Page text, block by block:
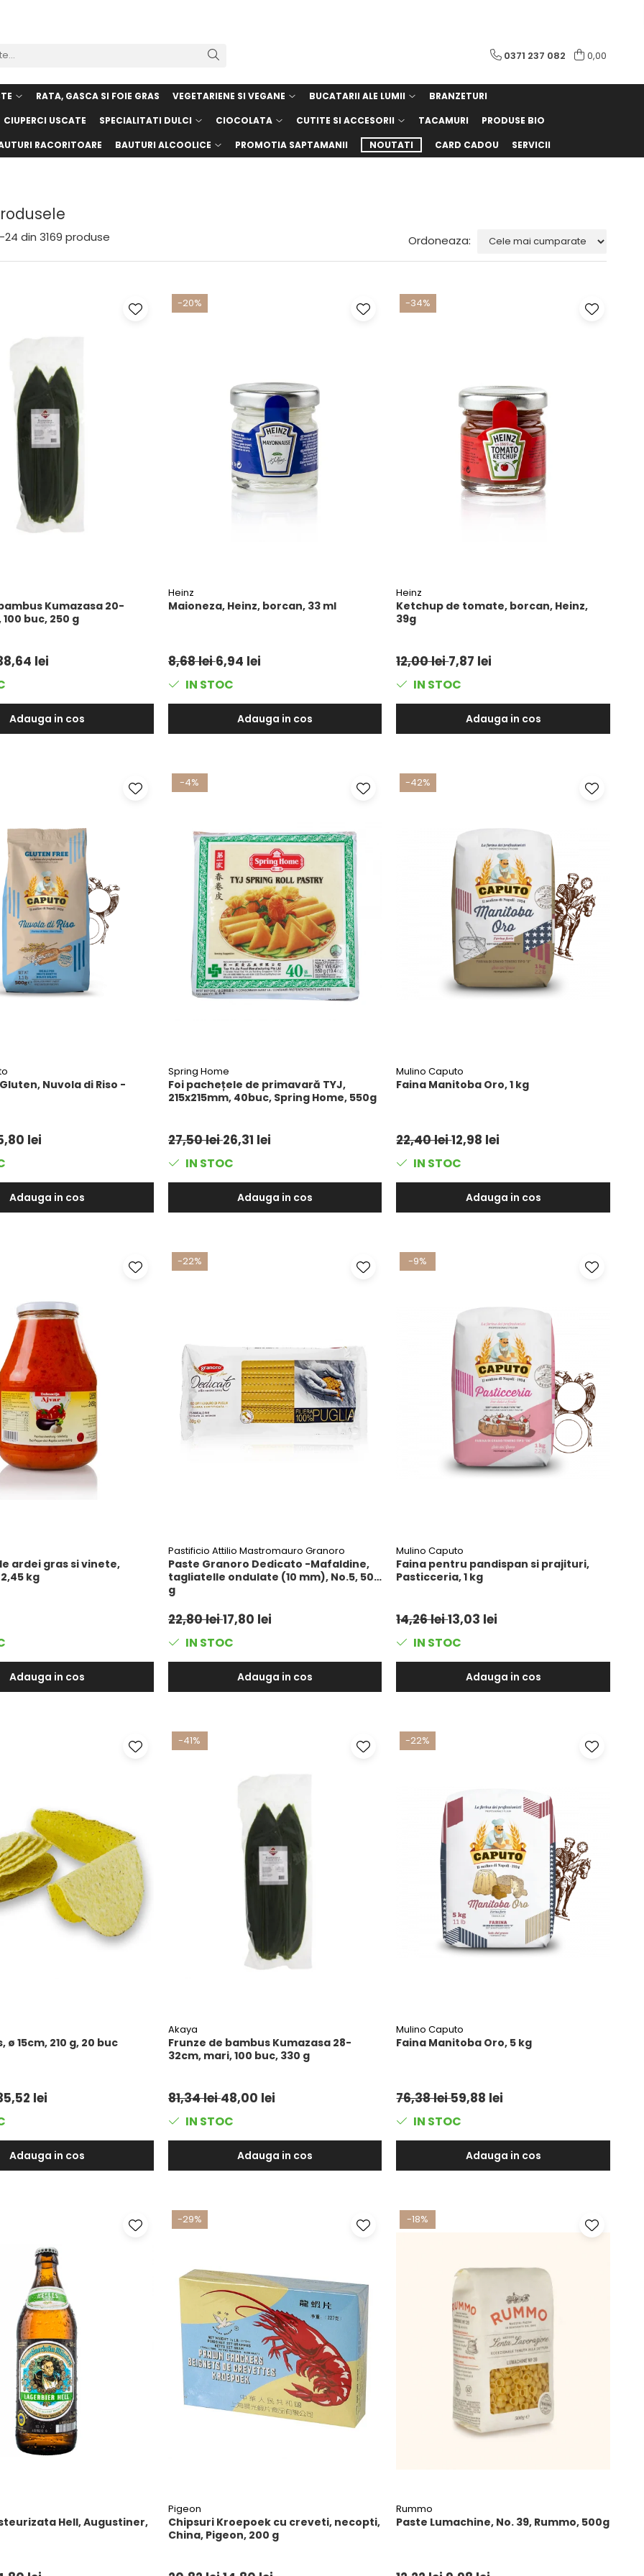
0371 237 082 0,00
RATA, GASCA SI FOIE GRAS VEGETARIENE SI VEGANE BUCATARII ALE LUMII
BRANZETURI
CIUPERCI USCATE SPECIALITATI DULCI CIOCOLATA CUTITE SI ACCESORII TACAMURI
PRODUSE BIO
RACORITOARE BAUTURI ALCOOLICE PROMOTIA SAPTAMANII NOUTATI CARD CADOU SERVICII
24 din 3169 produse Ordoneaza:
Kumazasa 20-
buc, 250 g
lei
Adauga in cos
-20%
Heinz
Maioneza, Heinz, borcan, 33 ml
8,68 lei6,94 lei
IN STOC
Adauga in cos
-34%
Heinz
Ketchup de tomate, borcan, Heinz,
39g
12,00 lei7,87 lei
IN STOC
Adauga in cos
Nuvola di Riso -
lei
Adauga in cos
-4%
Spring Home
Foi pachețele de primavară TYJ,
215x215mm, 40buc, Spring Home, 550g
27,50 lei26,31 lei
IN STOC
Adauga in cos
-42%
Mulino Caputo
Faina Manitoba Oro, 1 kg
22,40 lei12,98 lei
IN STOC
Adauga in cos
ardei gras si vinete,
kg
Adauga in cos
-22%
Pastificio Attilio Mastromauro Granoro
Paste Granoro Dedicato -Mafaldine,
tagliatelle ondulate (10 mm), No.5, 500
g
22,80 lei17,80 lei
IN STOC
Adauga in cos
-9%
Mulino Caputo
Faina pentru pandispan si prajituri,
Pasticceria, 1 kg
14,26 lei13,03 lei
IN STOC
Adauga in cos
ø 15cm, 210 g, 20 buc
lei
Adauga in cos
-41%
Akaya
Frunze de bambus Kumazasa 28-
32cm, mari, 100 buc, 330 g
81,34 lei48,00 lei
IN STOC
Adauga in cos
-22%
Mulino Caputo
Faina Manitoba Oro, 5 kg
76,38 lei59,88 lei
IN STOC
Adauga in cos
Hell, Augustiner,
-29%
Pigeon
Chipsuri Kroepoek cu creveti, necopti,
China, Pigeon, 200 g
-18%
Rummo
Paste Lumachine, No. 39, Rummo, 500g